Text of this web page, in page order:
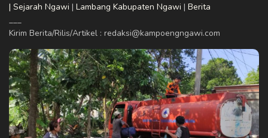
| Sejarah Ngawi | Lambang Kabupaten Ngawi | Berita
Kirim Berita/Rilis/Artikel : redaksi@kampoengngawi.com